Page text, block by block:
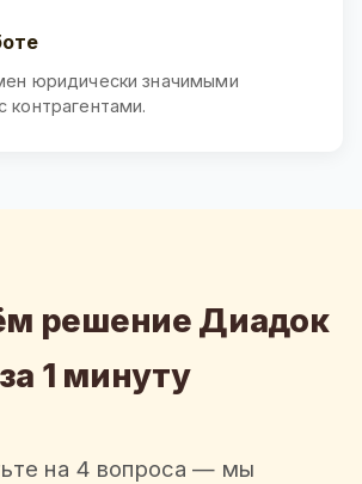
юридически значимыми
контрагентами.
решение Диадок
за 1 минуту
на 4 вопроса — мы